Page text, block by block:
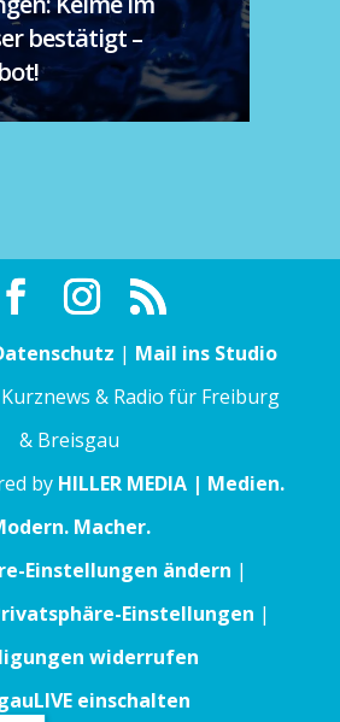
bestätigt –
| Mail ins Studio
& Radio für Freiburg
& Breisgau
by HILLER MEDIA | Medien.
Macher.
Einstellungen ändern |
Einstellungen |
widerrufen
einschalten